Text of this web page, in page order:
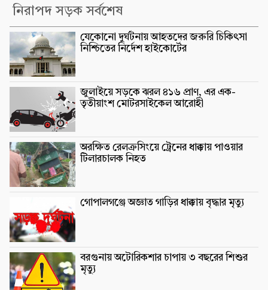
নিরাপদ সড়ক সর্বশেষ
যেকোনো দুর্ঘটনায় আহতদের জরুরি চিকিৎসা
নিশ্চিতের নির্দেশ হাইকোর্টের
জুলাইয়ে সড়কে ঝরল ৪১৬ প্রাণ, এর এক-
তৃতীয়াংশ মোটরসাইকেল আরোহী
অরক্ষিত রেলক্রসিংয়ে ট্রেনের ধাক্কায় পাওয়ার
টিলারচালক নিহত
গোপালগঞ্জে অজ্ঞাত গাড়ির ধাক্কায় বৃদ্ধার মৃত্যু
বরগুনায় অটোরিকশার চাপায় ৩ বছরের শিশুর
মৃত্যু